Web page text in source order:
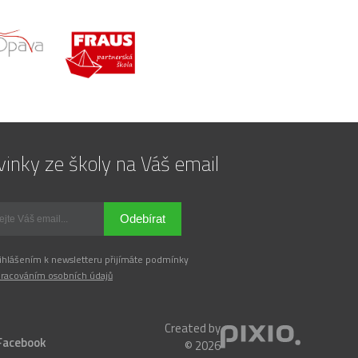
ze školy na Váš email
Odebírat
k newsletteru přijímáte podmínky
osobních údajů
Created by
© 2026